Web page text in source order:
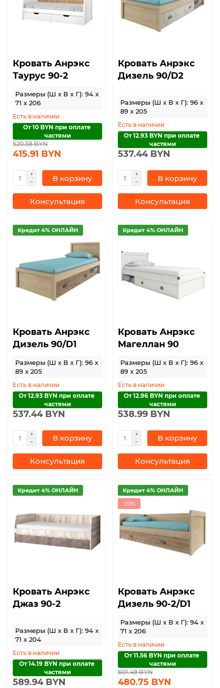
Кровать Анрэкс
Таурус 90-2
Размеры (Ш x В x Г): 94 x
71 x 206
Есть в наличии
От 10 BYN при оплате
частями
520.38 BYN
415.91 BYN
В корзину
Консультация
Кровать Анрэкс
Дизель 90/D2
Размеры (Ш x В x Г): 96 x
89 x 205
Есть в наличии
От 12.93 BYN при оплате
частями
537.44 BYN
В корзину
Консультация
Кредит 4% ОНЛАЙН
Кровать Анрэкс
Дизель 90/D1
Размеры (Ш x В x Г): 96 x
89 x 205
Есть в наличии
От 12.93 BYN при оплате
частями
537.44 BYN
В корзину
Консультация
Кредит 4% ОНЛАЙН
Кровать Анрэкс
Магеллан 90
Размеры (Ш x В x Г): 96 x
89 x 205
Есть в наличии
От 12.96 BYN при оплате
частями
538.99 BYN
В корзину
Консультация
Кредит 4% ОНЛАЙН
Кровать Анрэкс
Джаз 90-2
Размеры (Ш x В x Г): 94 x
71 x 204
Есть в наличии
От 14.19 BYN при оплате
частями
589.94 BYN
Кредит 4% ОНЛАЙН
-20%
Кровать Анрэкс
Дизель 90-2/D1
Размеры (Ш x В x Г): 94 x
71 x 206
Есть в наличии
От 11.56 BYN при оплате
частями
601.49 BYN
480.75 BYN